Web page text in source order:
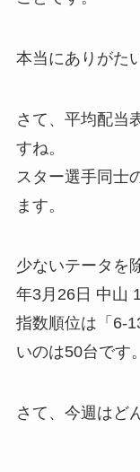
本当にありがた
さて、平均配当
すね。
スター選手同士
ます。
少ないテータを
年3月26日 中山
指数順位は「6-
いのは50台です。
さて、今週はど